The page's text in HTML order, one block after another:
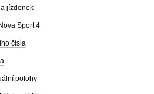
jízdenek
Sport 4
čísla
polohy